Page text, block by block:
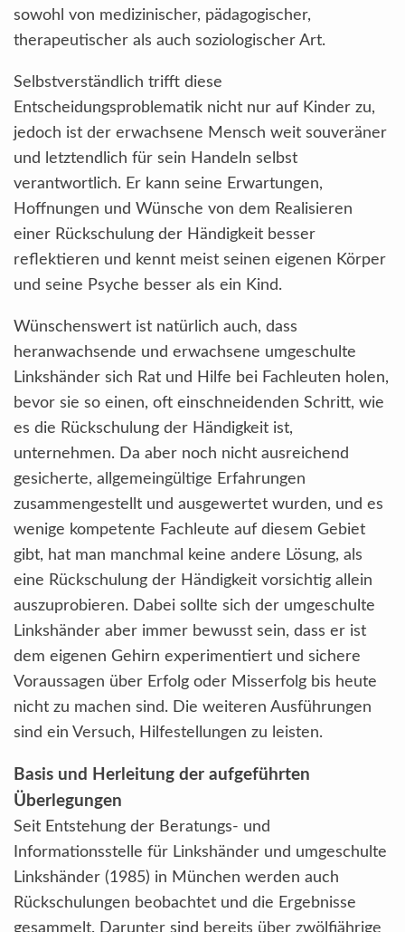
sowohl von medizinischer, pädagogischer,
therapeutischer als auch soziologischer Art.
Selbstverständlich trifft diese
Entscheidungsproblematik nicht nur auf Kinder zu,
jedoch ist der erwachsene Mensch weit souveräner
und letztendlich für sein Handeln selbst
verantwortlich. Er kann seine Erwartungen,
Hoffnungen und Wünsche von dem Realisieren
einer Rückschulung der Händigkeit besser
reflektieren und kennt meist seinen eigenen Körper
und seine Psyche besser als ein Kind.
Wünschenswert ist natürlich auch, dass
heranwachsende und erwachsene umgeschulte
Linkshänder sich Rat und Hilfe bei Fachleuten holen,
bevor sie so einen, oft einschneidenden Schritt, wie
es die Rückschulung der Händigkeit ist,
unternehmen. Da aber noch nicht ausreichend
gesicherte, allgemeingültige Erfahrungen
zusammengestellt und ausgewertet wurden, und es
wenige kompetente Fachleute auf diesem Gebiet
gibt, hat man manchmal keine andere Lösung, als
eine Rückschulung der Händigkeit vorsichtig allein
auszuprobieren. Dabei sollte sich der umgeschulte
Linkshänder aber immer bewusst sein, dass er ist
dem eigenen Gehirn experimentiert und sichere
Voraussagen über Erfolg oder Misserfolg bis heute
nicht zu machen sind. Die weiteren Ausführungen
sind ein Versuch, Hilfestellungen zu leisten.
Basis und Herleitung der aufgeführten
Überlegungen
Seit Entstehung der Beratungs- und
Informationsstelle für Linkshänder und umgeschulte
Linkshänder (1985) in München werden auch
Rückschulungen beobachtet und die Ergebnisse
gesammelt. Darunter sind bereits über zwölfjährige